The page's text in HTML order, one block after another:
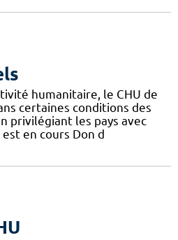
humanitaire, le CHU de
certaines conditions des
privilégiant les pays avec
en cours Don d